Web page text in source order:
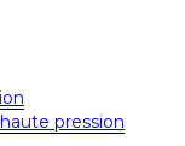
pression